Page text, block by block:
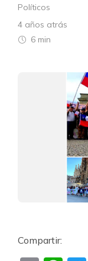
Políticos
4 años atrás
6 min
Compartir: